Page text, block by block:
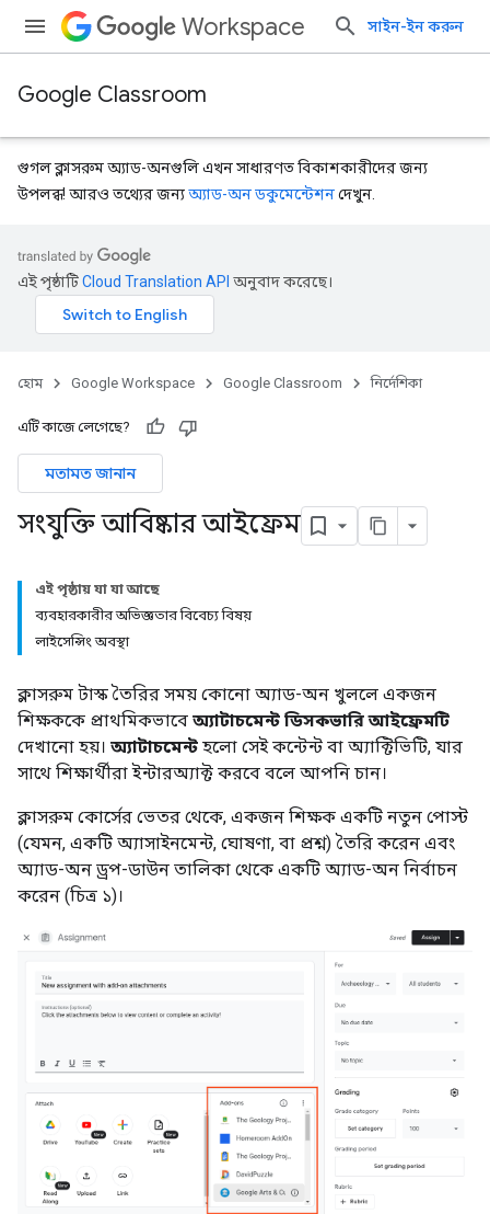
Workspace সাইন-ইন করুন
Google Classroom
গুগল ক্লাসরুম অ্যাড-অনগুলি এখন সাধারণত বিকাশকারীদের জন্য
উপলব্ধ! আরও তথ্যের জন্যঅ্যাড-অন ডকুমেন্টেশনদেখুন.
এই পৃষ্ঠাটিCloud Translation API অনুবাদ করেছে।
হোম Google Workspace Google Classroom নির্দেশিকা
এটি কাজে লেগেছে?
মতামত জানান
সংযুক্তি আবিষ্কার আইফ্রেম
এই পৃষ্ঠায় যা যা আছে
ব্যবহারকারীর অভিজ্ঞতার বিবেচ্য বিষয়
লাইসেন্সিং অবস্থা
ক্লাসরুম টাস্ক তৈরির সময় কোনো অ্যাড-অন খুললে একজন
শিক্ষককে প্রাথমিকভাবে অ্যাটাচমেন্ট ডিসকভারি আইফ্রেমটি
দেখানো হয়। অ্যাটাচমেন্ট হলো সেই কন্টেন্ট বা অ্যাক্টিভিটি, যার
সাথে শিক্ষার্থীরা ইন্টারঅ্যাক্ট করবে বলে আপনি চান।
ক্লাসরুম কোর্সের ভেতর থেকে, একজন শিক্ষক একটি নতুন পোস্ট
(যেমন, একটি অ্যাসাইনমেন্ট, ঘোষণা, বা প্রশ্ন) তৈরি করেন এবং
অ্যাড-অন ড্রপ-ডাউন তালিকা থেকে একটি অ্যাড-অন নির্বাচন
করেন (চিত্র ১)।